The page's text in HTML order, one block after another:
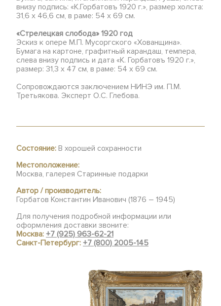
внизу подпись: «К.Горбатовъ 1920 г.», размер холста:
31,6 х 46,6 см, в раме: 54 x 69 см.
«Стрелецкая слобода» 1920 год
Эскиз к опере М.П. Мусоргского «Хованщина».
Бумага на картоне, графитный карандаш, темпера,
слева внизу подпись и дата «К. Горбатовъ 1920 г.»,
размер: 31,3 х 47 см, в раме: 54 х 69 см.
Сопровождаются заключением НИНЭ им. П.М.
Третьякова. Эксперт О.С. Глебова.
Состояние: В хорошей сохранности
Местоположение:
Москва, галерея Старинные подарки
Автор / производитель:
Горбатов Константин Иванович (1876 – 1945)
Для получения подробной информации или
оформления доставки звоните:
Москва:+7 (925) 963-62-21
Санкт-Петербург:+7 (800) 2005-145